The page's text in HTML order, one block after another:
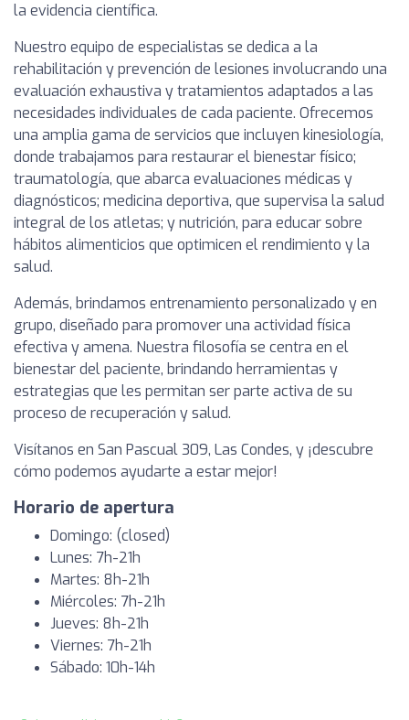
la evidencia científica.
Nuestro equipo de especialistas se dedica a la
rehabilitación y prevención de lesiones involucrando una
evaluación exhaustiva y tratamientos adaptados a las
necesidades individuales de cada paciente. Ofrecemos
una amplia gama de servicios que incluyen kinesiología,
donde trabajamos para restaurar el bienestar físico;
traumatología, que abarca evaluaciones médicas y
diagnósticos; medicina deportiva, que supervisa la salud
integral de los atletas; y nutrición, para educar sobre
hábitos alimenticios que optimicen el rendimiento y la
salud.
Además, brindamos entrenamiento personalizado y en
grupo, diseñado para promover una actividad física
efectiva y amena. Nuestra filosofía se centra en el
bienestar del paciente, brindando herramientas y
estrategias que les permitan ser parte activa de su
proceso de recuperación y salud.
Visítanos en San Pascual 309, Las Condes, y ¡descubre
cómo podemos ayudarte a estar mejor!
Horario de apertura
Domingo: (closed)
Lunes: 7h-21h
Martes: 8h-21h
Miércoles: 7h-21h
Jueves: 8h-21h
Viernes: 7h-21h
Sábado: 10h-14h